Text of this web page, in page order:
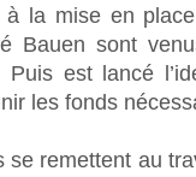
la mise en place
Bauen sont
Puis est lancé
les fonds
se remettent au